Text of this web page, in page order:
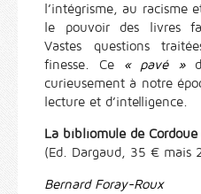
l’intégrisme, au racisme
le pouvoir des livres
Vastes questions
finesse. Ce « pavé »
curieusement à notre
lecture et d’intelligence.
La bibliomule de Cordoue
(Ed. Dargaud, 35 € mais
Bernard Foray-Roux